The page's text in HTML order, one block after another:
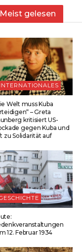
Meist gelesen
INTERNATIONALES
Welt muss Kuba
– Greta
kritisiert US-
gegen Kuba und
zu Solidarität auf
12. Februar 1934